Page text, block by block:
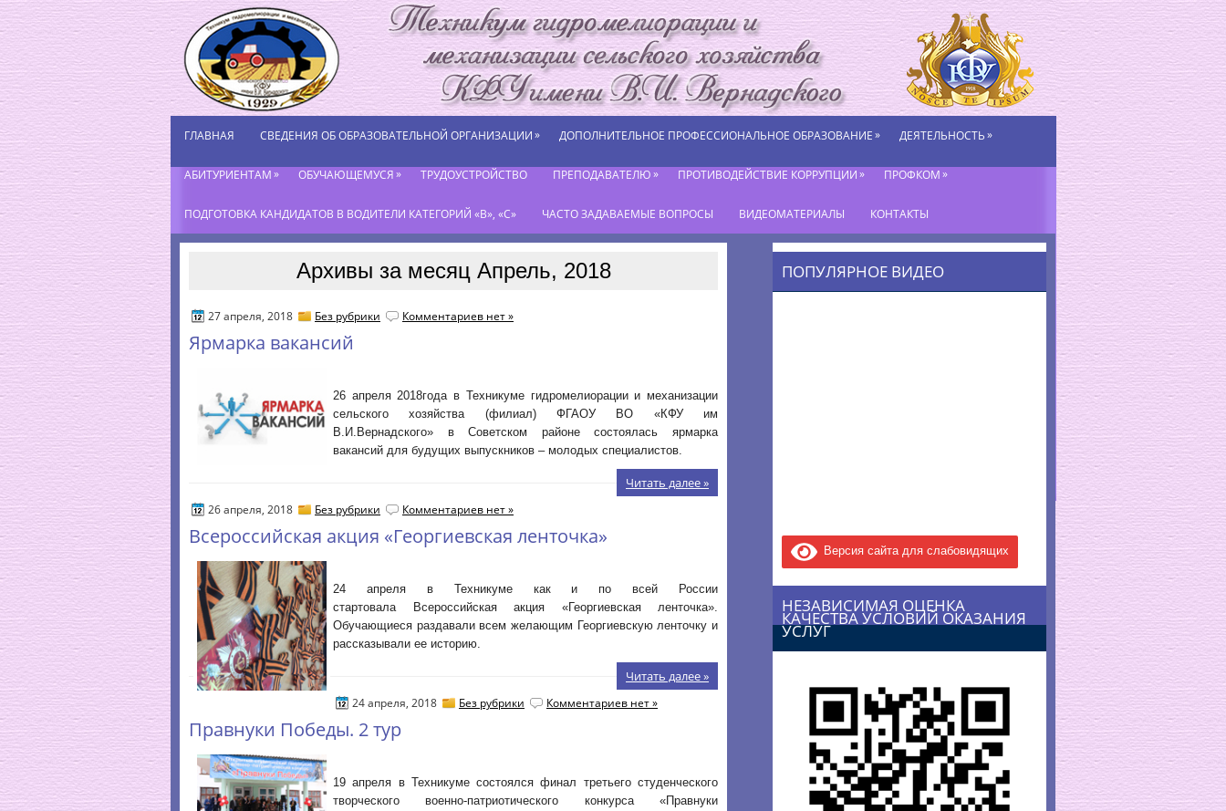
ГЛАВНАЯ СВЕДЕНИЯ ОБ ОБРАЗОВАТЕЛЬНОЙ ОРГАНИЗАЦИИ» ДОПОЛНИТЕЛЬНОЕ ПРОФЕССИОНАЛЬНОЕ ОБРАЗОВАНИЕ» ДЕЯТЕЛЬНОСТЬ»
АБИТУРИЕНТАМ» ОБУЧАЮЩЕМУСЯ» ТРУДОУСТРОЙСТВО ПРЕПОДАВАТЕЛЮ» ПРОТИВОДЕЙСТВИЕ КОРРУПЦИИ» ПРОФКОМ»
ПОДГОТОВКА КАНДИДАТОВ В ВОДИТЕЛИ КАТЕГОРИЙ «В», «С» ЧАСТО ЗАДАВАЕМЫЕ ВОПРОСЫ ВИДЕОМАТЕРИАЛЫ КОНТАКТЫ
Архивы за месяц Апрель, 2018
27 апреля, 2018 Без рубрики Комментариев нет »
Ярмарка вакансий
26 апреля 2018года в Техникуме гидромелиорации и механизации
сельского хозяйства (филиал) ФГАОУ ВО «КФУ им
В.И.Вернадского» в Советском районе состоялась ярмарка
вакансий для будущих выпускников – молодых специалистов.
Читать далее »
26 апреля, 2018 Без рубрики Комментариев нет »
Всероссийская акция «Георгиевская ленточка»
24 апреля в Техникуме как и по всей России
стартовала Всероссийская акция «Георгиевская ленточка».
Обучающиеся раздавали всем желающим Георгиевскую ленточку и
рассказывали ее историю.
Читать далее »
24 апреля, 2018 Без рубрики Комментариев нет »
Правнуки Победы. 2 тур
19 апреля в Техникуме состоялся финал третьего студенческого
творческого военно-патриотического конкурса «Правнуки
ПОПУЛЯРНОЕ ВИДЕО
Версия сайта для слабовидящих
НЕЗАВИСИМАЯ ОЦЕНКА
КАЧЕСТВА УСЛОВИЙ ОКАЗАНИЯ
УСЛУГ